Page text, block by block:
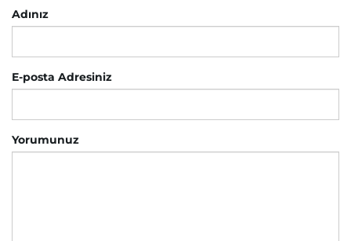
Adınız
E-posta Adresiniz
Yorumunuz